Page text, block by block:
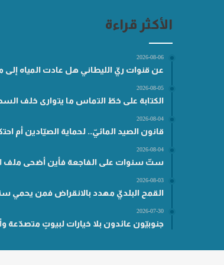
الأكثر قراءة
2026-08-06
عن قنوات ريّ الليطاني هل عادت المياه إلى
2026-08-05
الكتابة على خطّ التماس ما يتوارى خلف
2026-08-04
قانون الصيد المائيّ.. لحماية الصيّادين أم
2026-08-04
ستّ سنوات على الفاجعة فأين أضحى ملف
2026-08-03
القمح البلديّ مهدد بالانقراض فمن يحمي
2026-07-30
جنوبيّون عائدون بلا خيارات لبيوتٍ